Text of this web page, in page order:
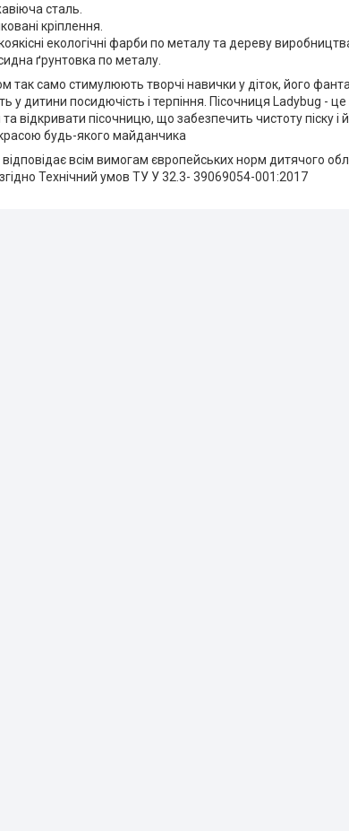
сталь.
кріплення.
екологічні фарби по металу та дереву виробництва
ґрунтовка по металу.
так само стимулюють творчі навички у діток, його
у дитини посидючість і терпіння. Пісочниця Ladybug -
відкривати пісочницю, що забезпечить чистоту піску
будь-якого майданчика
відповідає всім вимогам європейських норм дитячого
Технічний умов ТУ У 32.3- 39069054-001:2017